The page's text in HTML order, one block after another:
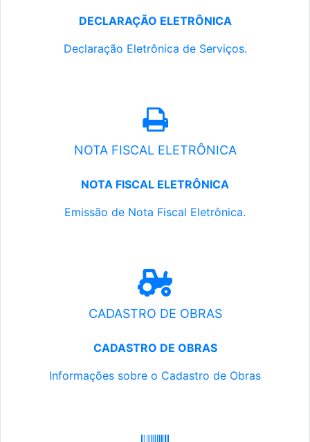
DECLARAÇÃO ELETRÔNICA
Declaração Eletrônica de Serviços.
NOTA FISCAL ELETRÔNICA
NOTA FISCAL ELETRÔNICA
Emissão de Nota Fiscal Eletrônica.
CADASTRO DE OBRAS
CADASTRO DE OBRAS
Informações sobre o Cadastro de Obras